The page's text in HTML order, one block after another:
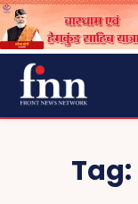
Tag: